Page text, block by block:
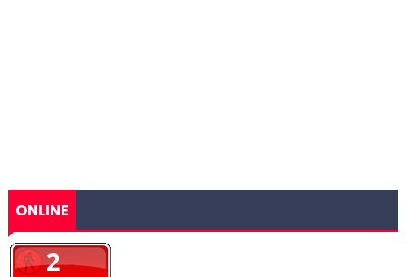
ONLINE